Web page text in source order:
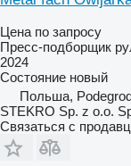
Цена по запросу
Пресс-подборщик
2024
Состояние новый
Польша,
STEKRO Sp. z o.o.
Связаться с